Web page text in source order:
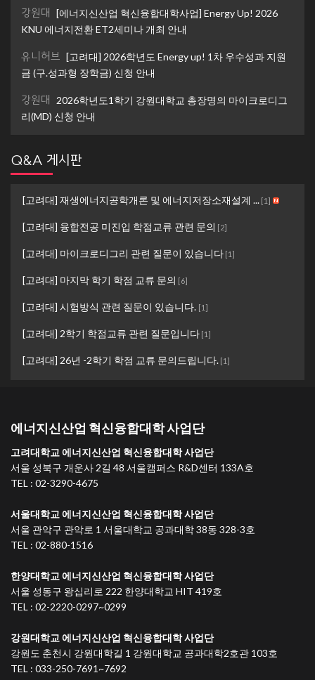
강원대 [에너지신산업 혁신융합대학사업] Energy Up! 2026
KNU 에너지전환 ET2세미나 개최 안내
유니허브 [고려대] 2026학년도 Energy up! 1차 우수성과 지원
금 (구.성과형 장학금) 신청 안내
강원대
2026학년도1학기 강원대학교 총장명의 마이크로디그
리(MD) 신청 안내
Q&A 게시판
[고려대] 재생에너지공학개론 및 에너지저장소재설계 ... [1]
[고려대] 융합전공 미진입 학점교류 관련 문의 [2]
[고려대] 마이크로디그리 관련 질문이 있습니다 [1]
[고려대] 마지막 학기 학점 교류 문의 [6]
[고려대] 시험방식 관련 질문이 있습니다. [1]
[고려대] 2학기 학점교류 관련 질문입니다 [1]
[고려대] 26년 -2학기 학점 교류 문의드립니다. [1]
에너지신산업 혁신융합대학 사업단
고려대학교 에너지신산업 혁신융합대학 사업단
서울 성북구 개운사 2길 48 서울캠퍼스 R&D센터 133A호
TEL : 02-3290-4675
서울대학교 에너지신산업 혁신융합대학 사업단
서울 관악구 관악로 1 서울대학교 공과대학 38동 328-3호
TEL : 02-880-1516
한양대학교 에너지신산업 혁신융합대학 사업단
서울 성동구 왕십리로 222 한양대학교 HIT 419호
TEL : 02-2220-0297~0299
강원대학교 에너지신산업 혁신융합대학 사업단
강원도 춘천시 강원대학길 1 강원대학교 공과대학2호관 103호
TEL : 033-250-7691~7692